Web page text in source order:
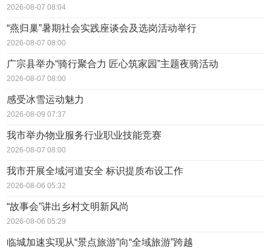
2026-08-07 08:04
“燕归巢”暑期社会实践座谈会及选岗活动举行
2026-08-07 08:00
广宗县举办“骑行聚合力 匠心筑家园”主题夜骑活动
2026-08-07 08:00
感受冰雪运动魅力
2026-08-09 07:37
我市举办物业服务行业职业技能竞赛
2026-08-07 08:00
我市开展全域河道安全 标识提质布设工作
2026-08-06 05:32
“故事会”讲出乡村文明新风尚
2026-08-06 05:29
临城加速实现从“景点旅游”向“全域旅游”跨越